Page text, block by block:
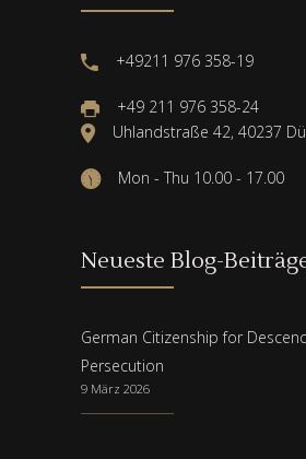
+49211 976 358-19
+49 211 976 358-24
Uhlandstraße 42, 40237
Mon - Thu 10.00 - 17.00
Neueste Blog-
German Citizenship for
Persecution
9 März 2026